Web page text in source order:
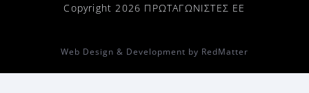
Copyright 2026 ΠΡΩΤΑΓΩΝΙΣΤΕΣ ΕΕ
Web Design & Development by RedMatter